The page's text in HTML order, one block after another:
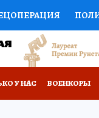
СПОРТ
У НАС ВОЕНКОРЫ